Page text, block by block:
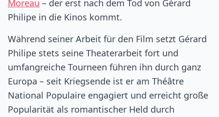
Moreau – der erst nach dem Tod von Gérard
Philipe in die Kinos kommt.
Während seiner Arbeit für den Film setzt Gérard
Philipe stets seine Theaterarbeit fort und
umfangreiche Tourneen führen ihn durch ganz
Europa – seit Kriegsende ist er am Théâtre
National Populaire engagiert und erreicht große
Popularität als romantischer Held durch